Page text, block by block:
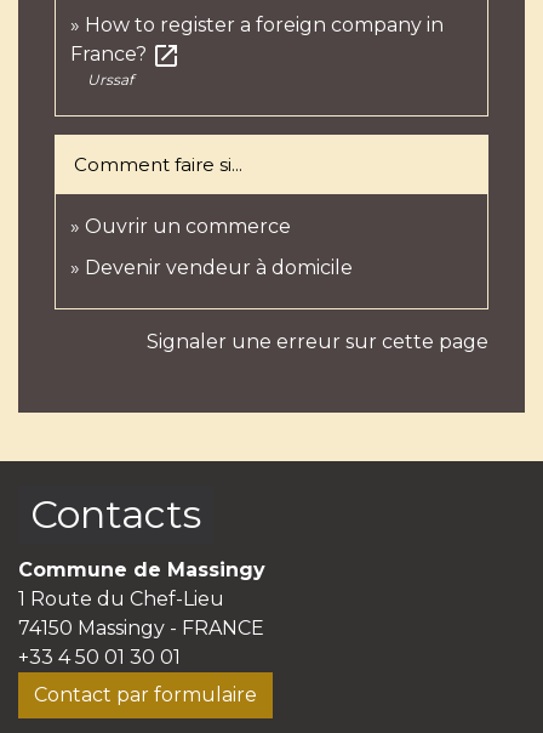
How to register a foreign company in
France? open_in_new
Urssaf
Comment faire si...
Ouvrir un commerce
Devenir vendeur à domicile
Signaler une erreur sur cette page
Contacts
Commune de Massingy
1 Route du Chef-Lieu
74150 Massingy - FRANCE
+33 4 50 01 30 01
Contact par formulaire